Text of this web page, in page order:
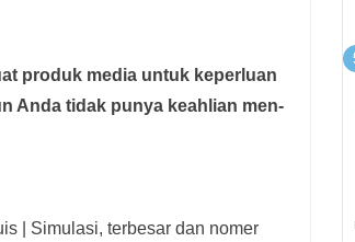
produk media untuk keperluan
Anda tidak punya keahlian men-
| Simulasi, terbesar dan nomer